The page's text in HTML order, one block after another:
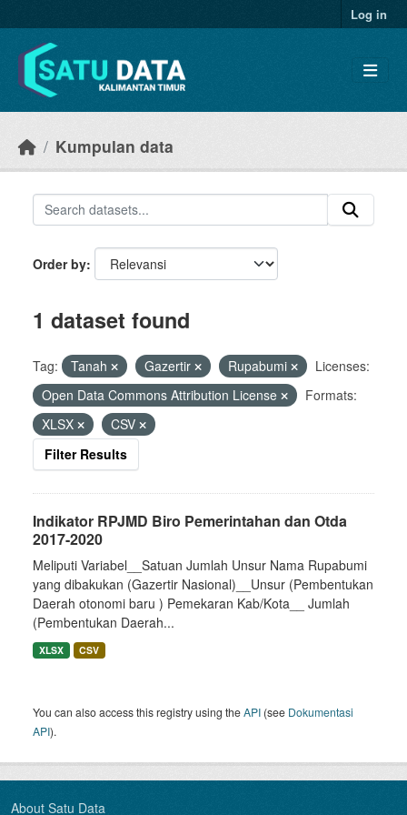
Log in
Kumpulan data
Order by
1 dataset found
Tag: Tanah Gazertir Rupabumi
Licenses:
Open Data Commons Attribution License
Formats:
XLSX
CSV
Filter Results
Indikator RPJMD Biro Pemerintahan dan Otda
2017-2020
Meliputi Variabel__Satuan Jumlah Unsur Nama Rupabumi
yang dibakukan (Gazertir Nasional)__Unsur (Pembentukan
Daerah otonomi baru ) Pemekaran Kab/Kota__ Jumlah
(Pembentukan Daerah...
XLSX CSV
You can also access this registry using theAPI (see Dokumentasi
API).
About Satu Data